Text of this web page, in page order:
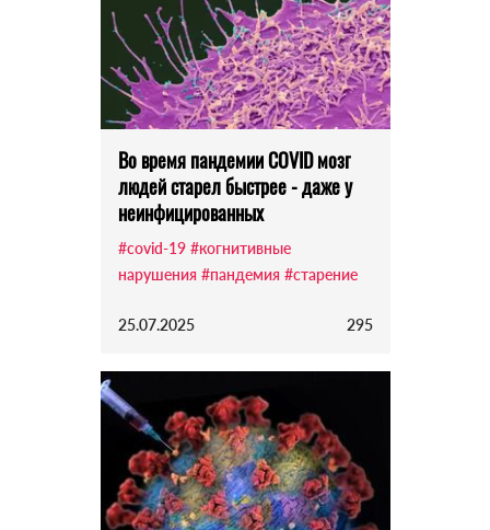
Во время пандемии COVID мозг
людей старел быстрее - даже у
неинфицированных
#covid-19 #когнитивные
нарушения #пандемия #старение
25.07.2025 295